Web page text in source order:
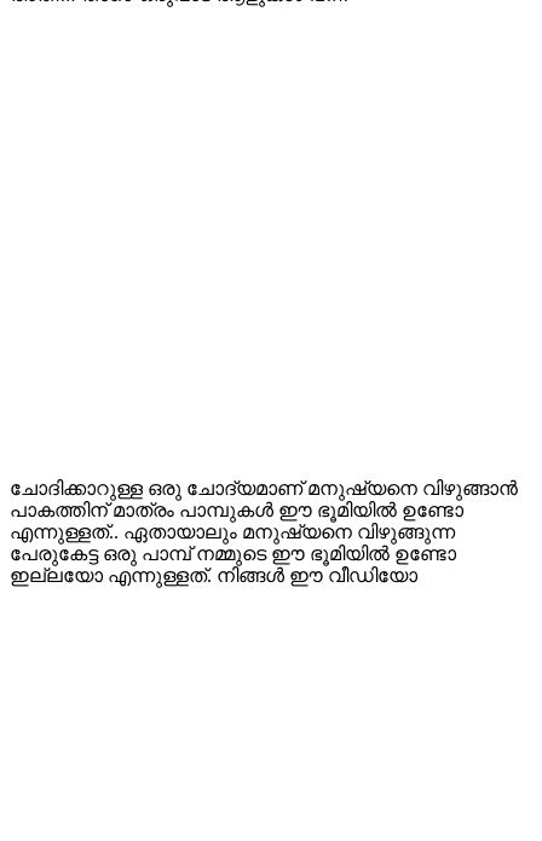
ചോദിക്കാറുള്ള ഒരു ചോദ്യമാണ് മനുഷ്യനെ വിഴുങ്ങാൻ
പാകത്തിന് മാത്രം പാമ്പുകൾ ഈ ഭൂമിയിൽ ഉണ്ടോ
എന്നുള്ളത്.. ഏതായാലും മനുഷ്യനെ വിഴുങ്ങുന്ന
പേരുകേട്ട ഒരു പാമ്പ് നമ്മുടെ ഈ ഭൂമിയിൽ ഉണ്ടോ
ഇല്ലയോ എന്നുള്ളത്. നിങ്ങൾ ഈ വീഡിയോ